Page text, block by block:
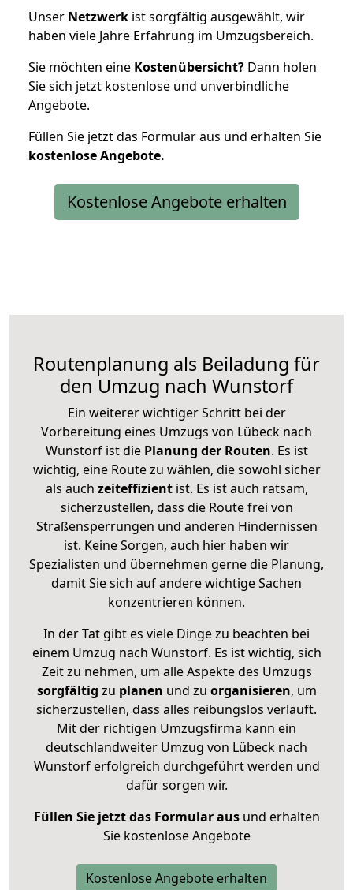
Unser Netzwerk ist sorgfältig ausgewählt, wir
haben viele Jahre Erfahrung im Umzugsbereich.
Sie möchten eine Kostenübersicht? Dann holen
Sie sich jetzt kostenlose und unverbindliche
Angebote.
Füllen Sie jetzt das Formular aus und erhalten Sie
kostenloseAngebote.
Kostenlose Angebote erhalten
Routenplanung als Beiladung für
den Umzug nach Wunstorf
Ein weiterer wichtiger Schritt bei der
Vorbereitung eines Umzugs von Lübeck nach
Wunstorf ist diePlanung der Routen. Es ist
wichtig, eine Route zu wählen, die sowohl sicher
als auch zeiteffizientist. Es ist auch ratsam,
sicherzustellen, dass die Route frei von
Straßensperrungen und anderen Hindernissen
ist. Keine Sorgen, auch hier haben wir
Spezialisten und übernehmen gerne die Planung,
damit Sie sich auf andere wichtige Sachen
konzentrieren können.
In der Tat gibt es viele Dinge zu beachten bei
einem Umzug nach Wunstorf. Es ist wichtig, sich
Zeit zu nehmen, um alle Aspekte des Umzugs
sorgfältig zu planen und zu organisieren, um
sicherzustellen, dass alles reibungslos verläuft.
Mit der richtigen Umzugsfirma kann ein
deutschlandweiter Umzug von Lübeck nach
Wunstorf erfolgreich durchgeführt werden und
dafür sorgen wir.
Füllen Sie jetzt das Formular ausund erhalten
Sie kostenlose Angebote
Kostenlose Angebote erhalten